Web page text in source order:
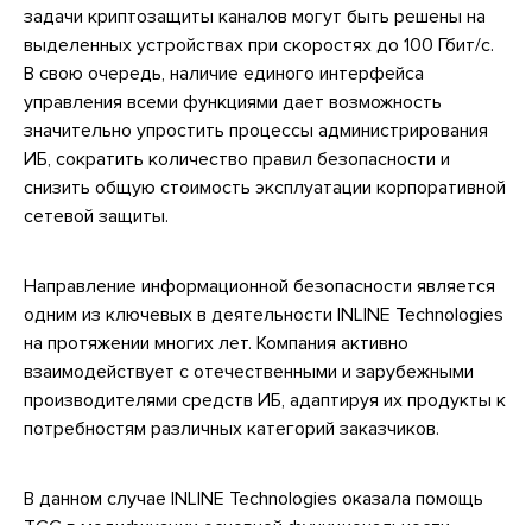
задачи криптозащиты каналов могут быть решены на
выделенных устройствах при скоростях до 100 Гбит/с.
В свою очередь, наличие единого интерфейса
управления всеми функциями дает возможность
значительно упростить процессы администрирования
ИБ, сократить количество правил безопасности и
снизить общую стоимость эксплуатации корпоративной
сетевой защиты.
Направление информационной безопасности является
одним из ключевых в деятельности INLINE Technologies
на протяжении многих лет. Компания активно
взаимодействует с отечественными и зарубежными
производителями средств ИБ, адаптируя их продукты к
потребностям различных категорий заказчиков.
В данном случае INLINE Technologies оказала помощь